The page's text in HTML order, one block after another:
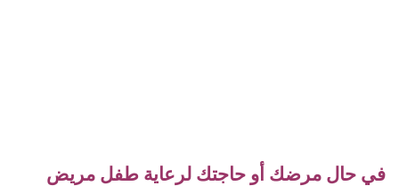
في حال مرضك أو حاجتك لرعاية طفل مريض